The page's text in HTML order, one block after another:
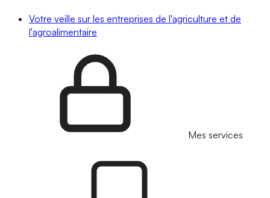
Votre veille sur les entreprises de l'agriculture et de
l'agroalimentaire
Mes services